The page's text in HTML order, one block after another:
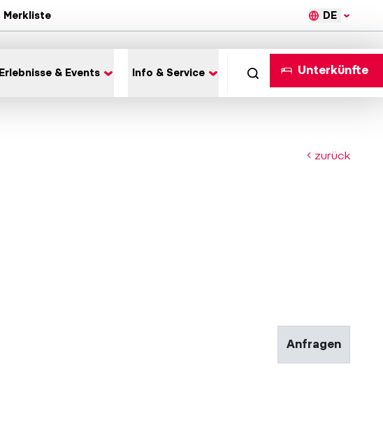
Merkliste DE
Erlebnisse & Events Info & Service Unterkünfte
zurück
Anfragen